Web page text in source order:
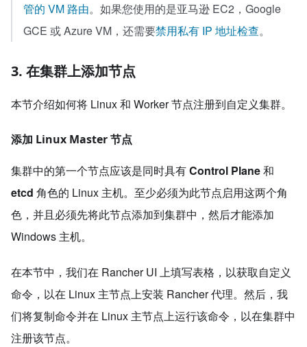
管的 VM 路由。如果您使用的是亚马逊 EC2，Google
GCE 或 Azure VM，还需要禁用私有 IP 地址检查。
3. 在集群上添加节点
本节介绍如何将 Linux 和 Worker 节点注册到自定义集群。
添加 Linux Master 节点
集群中的第一个节点应该是同时具有Control Plane和
etcd 角色的 Linux 主机。至少必须为此节点启用这两个角
色，并且必须先将此节点添加到集群中，然后才能添加
Windows 主机。
在本节中，我们在 Rancher UI 上填写表格，以获取自定义
命令，以在 Linux 主节点上安装 Rancher 代理。然后，我
们将复制命令并在 Linux 主节点上运行该命令，以在集群中
注册该节点。